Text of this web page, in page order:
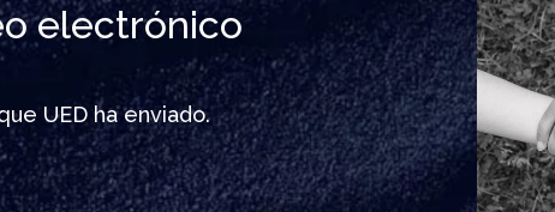
electrónico
UED ha enviado.